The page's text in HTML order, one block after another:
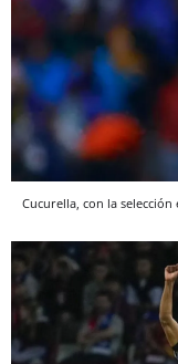
Cucurella, con la selección